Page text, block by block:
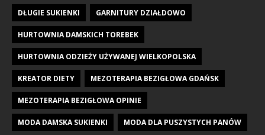
DŁUGIE SUKIENKI GARNITURY DZIAŁDOWO
HURTOWNIA DAMSKICH TOREBEK
HURTOWNIA ODZIEŻY UŻYWANEJ WIELKOPOLSKA
KREATOR DIETY MEZOTERAPIA BEZIGŁOWA GDAŃSK
MEZOTERAPIA BEZIGŁOWA OPINIE
MODA DAMSKA SUKIENKI MODA DLA PUSZYSTYCH PANÓW